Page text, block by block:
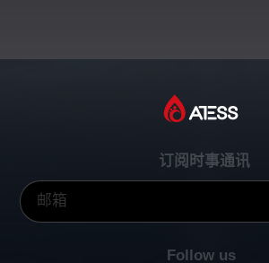
订阅时事通讯
Follow us